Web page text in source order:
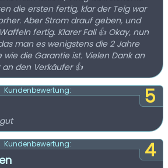
die ersten fertig, klar der Teig war
Aber Strom drauf geben, und
fertig. Klarer Fall 👍 Okay, nun
man es wenigstens die 2 Jahre
die Garantie ist. Vielen Dank an
den Verkäufer 👍
5
Kundenbewertung:
4
Kundenbewertung: